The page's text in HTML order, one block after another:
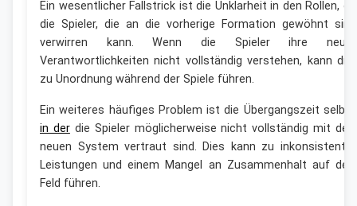
Ein wesentlicher Fallstrick ist die Unklarheit in den Rollen,
die Spieler, die an die vorherige Formation gewöhnt
verwirren kann. Wenn die Spieler ihre
Verantwortlichkeiten nicht vollständig verstehen, kann
zu Unordnung während der Spiele führen.
Ein weiteres häufiges Problem ist die Übergangszeit
in derdie Spieler möglicherweise nicht vollständig mit
neuen System vertraut sind. Dies kann zu
Leistungen und einem Mangel an Zusammenhalt auf
Feld führen.